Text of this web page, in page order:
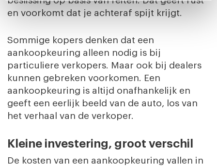
en voorkomt dat je achteraf spijt krijgt.
Sommige kopers denken dat een
aankoopkeuring alleen nodig is bij
particuliere verkopers. Maar ook bij dealers
kunnen gebreken voorkomen. Een
aankoopkeuring is altijd onafhankelijk en
geeft een eerlijk beeld van de auto, los van
het verhaal van de verkoper.
Kleine investering, groot verschil
De kosten van een aankoopkeuring vallen in